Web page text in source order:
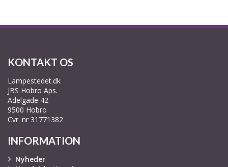
KONTAKT OS
Lampestedet.dk
JBS Hobro Aps.
Adelgade 42
9500 Hobro
Cvr. nr 31771382
INFORMATION
Nyheder